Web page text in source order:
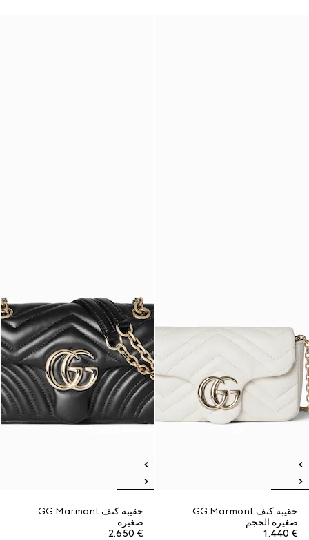
حقيبة كتف GG Marmont
صغيرة الحجم
€ 1.440
حقيبة كتف GG Marmont
صغيرة
€ 2.650